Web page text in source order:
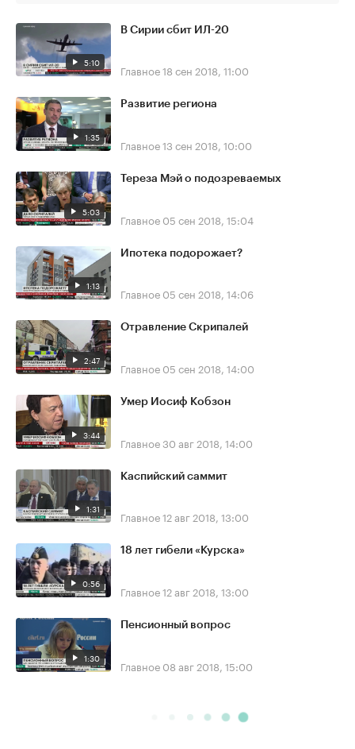
5:10
В Сирии сбит ИЛ-20
Главное18 сен 2018, 11:00
1:35
Развитие региона
Главное13 сен 2018, 10:00
5:03
Тереза Мэй о подозреваемых
Главное 05 сен 2018, 15:04
1:13
Ипотека подорожает?
Главное 05 сен 2018, 14:06
2:47
Отравление Скрипалей
Главное 05 сен 2018, 14:00
3:44
Умер Иосиф Кобзон
Главное30 авг 2018, 14:00
1:31
Каспийский саммит
Главное12 авг 2018, 13:00
0:56
18 лет гибели «Курска»
Главное12 авг 2018, 13:00
1:30
Пенсионный вопрос
Главное 08 авг 2018, 15:00